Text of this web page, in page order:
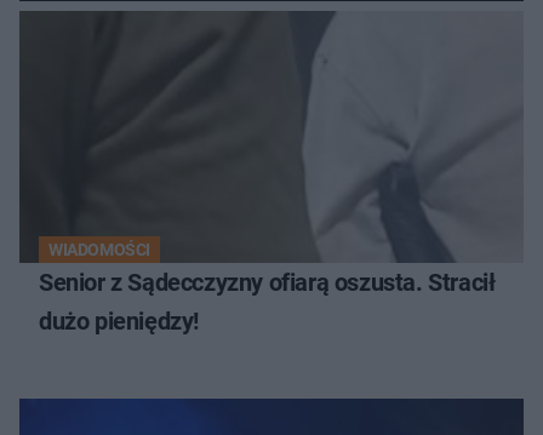
WIADOMOŚCI
Senior z Sądecczyzny ofiarą oszusta. Stracił
dużo pieniędzy!